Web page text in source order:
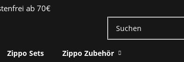
ab 70€
Zippo Sets Zippo Zubehör